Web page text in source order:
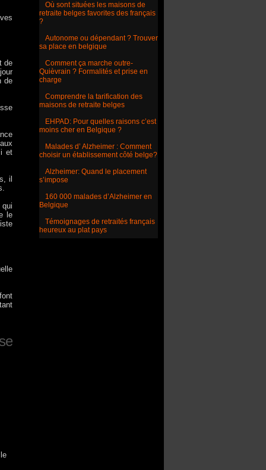
de
de
et
il
qui
le
Où sont situées les maisons de
retraite belges favorites des français
?
Autonome ou dépendant ? Trouver
sa place en belgique
Comment ça marche outre-
Quièvrain ? Formalités et prise en
charge
Comprendre la tarification des
maisons de retraite belges
EHPAD: Pour quelles raisons c’est
moins cher en Belgique ?
Malades d’ Alzheimer : Comment
choisir un établissement côté belge?
Alzheimer: Quand le placement
s’impose
160 000 malades d’Alzheimer en
Belgique
Témoignages de retraités français
heureux au plat pays